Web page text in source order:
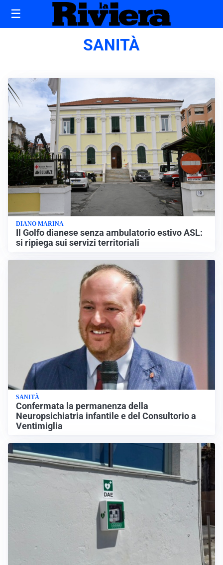
☰
SANITÀ
DIANO MARINA
Il Golfo dianese senza ambulatorio estivo ASL:
si ripiega sui servizi territoriali
SANITÀ
Confermata la permanenza della
Neuropsichiatria infantile e del Consultorio a
Ventimiglia